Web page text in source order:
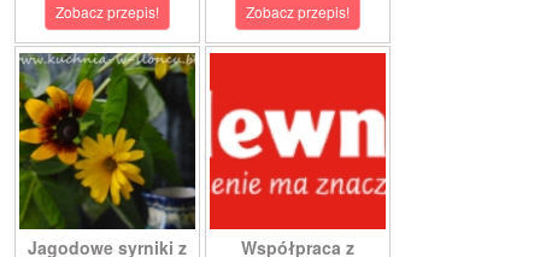
Zobacz przepis! Zobacz przepis!
Jagodowe syrniki z
Współpraca z